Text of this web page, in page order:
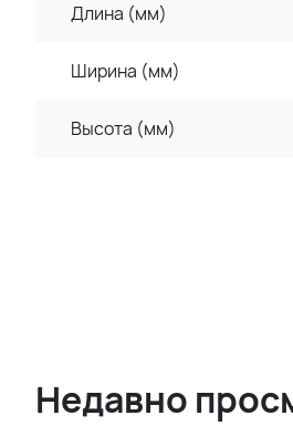
Длина (мм)
Ширина (мм)
Высота (мм)
Недавно